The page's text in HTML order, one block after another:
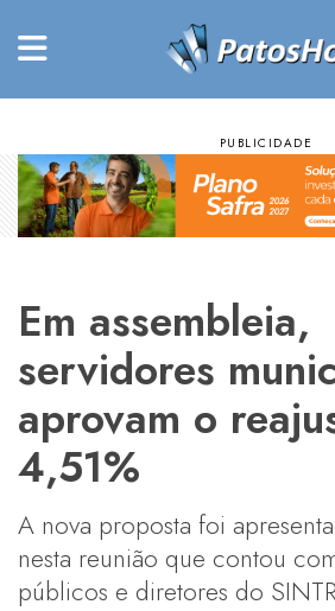
Em assembleia,
servidores
aprovam o
4,51%
A nova proposta foi
nesta reunião que contou
públicos e diretores do